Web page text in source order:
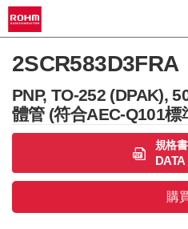
2SCR583D3FRA
PNP, TO-252 (DPAK),
體管 (符合AEC-Q101標
規格書
購